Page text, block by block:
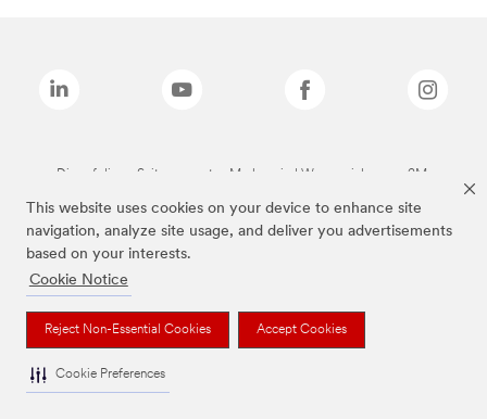
This website uses cookies on your device to enhance site
navigation, analyze site usage, and deliver you advertisements
based on your interests.
Cookie Notice
Reject Non-Essential Cookies Accept Cookies
Cookie Preferences
Die auf dieser Seite genannten Marken sind Warenzeichen von 3M.